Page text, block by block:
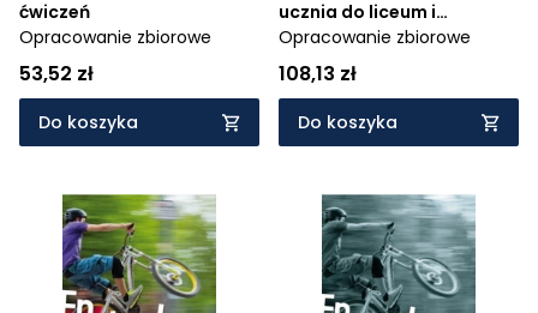
ćwiczeń
Opracowanie zbiorowe
53,52 zł
Do koszyka
ucznia do liceum i
technikum - 1058/2/2020
Opracowanie zbiorowe
108,13 zł
Do koszyka